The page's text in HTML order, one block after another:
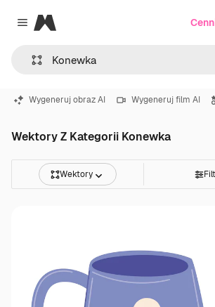
Close menu
Magnific
Wygeneruj obraz AI Wygeneruj film AI
Wektory Z Kategorii Konewka
Wektory